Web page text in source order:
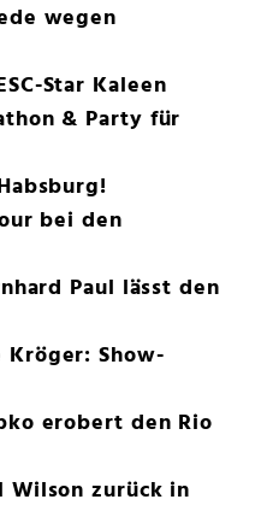
wegen
Star Kaleen
& Party für
bei den
Paul lässt den
Kröger: Show-
erobert den Rio
Wilson zurück in